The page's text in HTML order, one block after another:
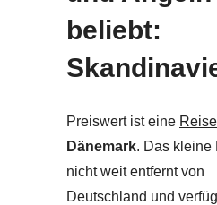
beliebt:
Preiswert ist eine Reise
Dänemark. Das kleine
nicht weit entfernt von
Deutschland und